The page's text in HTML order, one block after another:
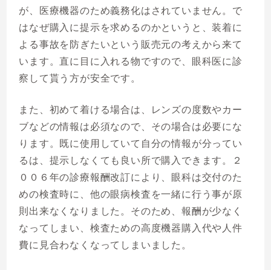
が、医療機器のため義務化はされていません。で
はなぜ購入に提示を求めるのかというと、装着に
よる事故を防ぎたいという販売元の考えから来て
います。直に目に入れる物ですので、眼科医に診
察して貰う方が安全です。
また、初めて着ける場合は、レンズの度数やカー
ブなどの情報は必須なので、その場合は必要にな
ります。既に使用していて自分の情報が分ってい
るは、提示しなくても良い所で購入できます。２
００６年の診療報酬改訂により、眼科は交付のた
めの検査時に、他の眼病検査を一緒に行う事が原
則出来なくなりました。そのため、報酬が少なく
なってしまい、検査ための高度機器購入代や人件
費に見合わなくなってしまいました。